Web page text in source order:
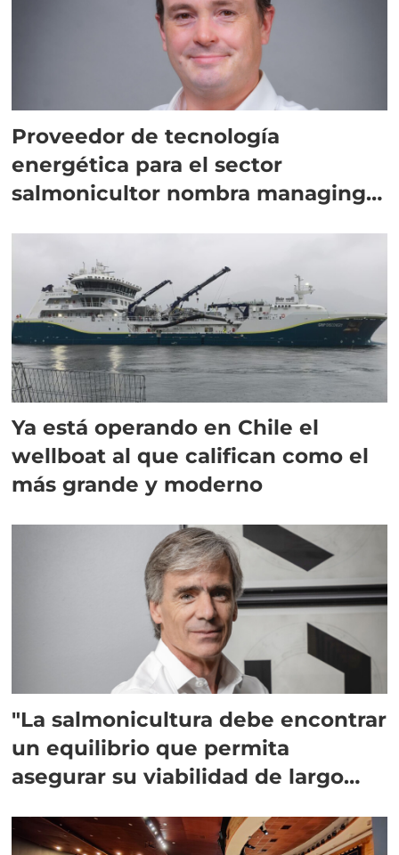
Proveedor de tecnología
energética para el sector
salmonicultor nombra managing
Ya está operando en Chile el
wellboat al que califican como el
más grande y moderno
"La salmonicultura debe encontrar
un equilibrio que permita
asegurar su viabilidad de largo